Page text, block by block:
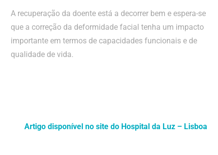
A recuperação da doente está a decorrer bem e espera-se
que a correção da deformidade facial tenha um impacto
importante em termos de capacidades funcionais e de
qualidade de vida.
Artigo disponível no site do Hospital da Luz – Lisboa